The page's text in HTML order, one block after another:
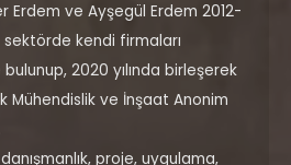
Erdem ve Ayşegül Erdem 2012-
sektörde kendi firmaları
2020 yılında birleşerek
Mühendislik ve İnşaat Anonim
proje, uygulama,